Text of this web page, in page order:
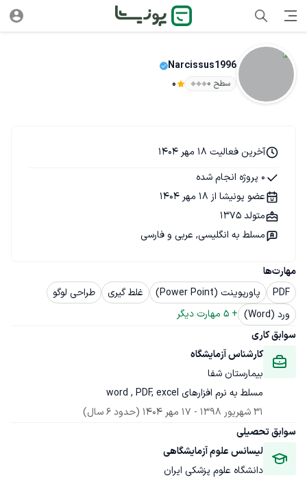
Narcissus1996
سطح ۰ 0
مهارت‌ها
PDF
پاورپوینت (Power Point) غلط گیری
طراحی لوگو
ورد (Word)
+
5 مهارت دیگر
سوابق کاری
کارشناس آزمایشگاه
بیمارستان شفا
مسلط به نرم افزارهای word , PDF, excel
31 شهریور 1398
- 17 مهر 1404
(حدود 6 سال)
سوابق تحصیلی
لیسانس علوم آزمایشگاهی
دانشگاه علوم پزشکی ایران
آخرین فعالیت 18 مهر 1404
0 پروژه انجام شده
عضو پونیشا از 18 مهر 1404
متولد 1375
مسلط به انگلیسی, عربی و فارسی